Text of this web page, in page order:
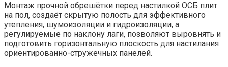
Монтаж прочной обрешётки перед настилкой ОСБ плит
на пол, создаёт скрытую полость для эффективного
утепления, шумоизоляции и гидроизоляции, а
регулируемые по наклону лаги, позволяют выровнять и
подготовить горизонтальную плоскость для настилания
ориентированно-стружечных панелей.